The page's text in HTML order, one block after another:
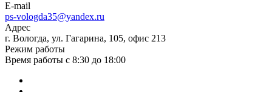
E-mail
ps-vologda35@yandex.ru
Адрес
г. Вологда, ул. Гагарина, 105, офис 213
Режим работы
Время работы с 8:30 до 18:00